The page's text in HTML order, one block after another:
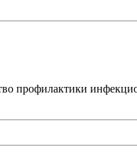
профилактики